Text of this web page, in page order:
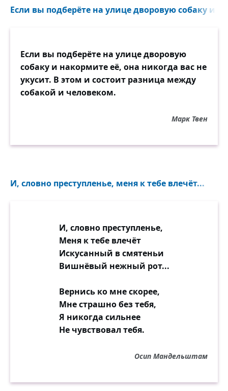
Если вы подберёте на улице дворовую собаку и
Если вы подберёте на улице дворовую
собаку и накормите её, она никогда вас не
укусит. В этом и состоит разница между
собакой и человеком.
Марк Твен
И, словно преступленье, меня к тебе влечёт...
И, словно преступленье,
Меня к тебе влечёт
Искусанный в смятеньи
Вишнёвый нежный рот...
Вернись ко мне скорее,
Мне страшно без тебя,
Я никогда сильнее
Не чувствовал тебя.
Осип Мандельштам